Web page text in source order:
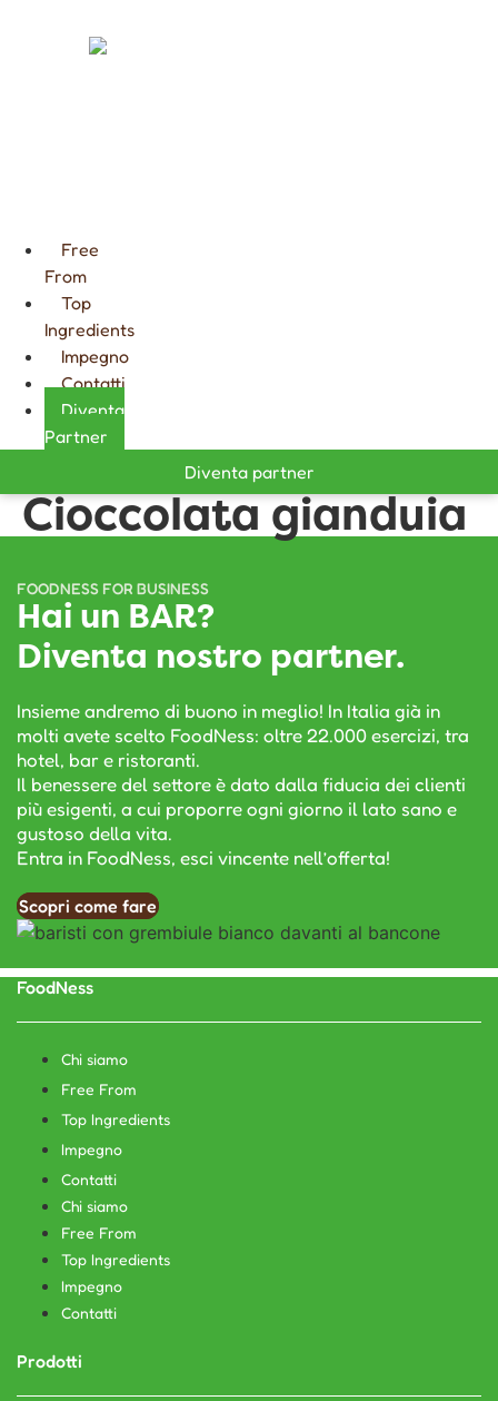
Free
From
Top
Ingredients
Impegno
Contatti
Diventa
Partner
Diventa partner
Cioccolata gianduia
FOODNESS FOR BUSINESS
Hai un BAR?
Diventa nostro partner.
Insieme andremo di buono in meglio! In Italia già in
molti avete scelto FoodNess: oltre 22.000 esercizi, tra
hotel, bar e ristoranti.
Il benessere del settore è dato dalla fiducia dei clienti
più esigenti, a cui proporre ogni giorno il lato sano e
gustoso della vita.
Entra in FoodNess, esci vincente nell’offerta!
Scopri come fare
FoodNess
Chi siamo
Free From
Top Ingredients
Impegno
Contatti
Chi siamo
Free From
Top Ingredients
Impegno
Contatti
Prodotti